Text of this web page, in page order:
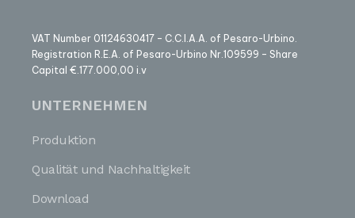
VAT Number 01124630417 – C.C.I.A.A. of Pesaro-Urbino.
Registration R.E.A. of Pesaro-Urbino Nr.109599 – Share
Capital €.177.000,00 i.v
UNTERNEHMEN
Produktion
Qualität und Nachhaltigkeit
Download